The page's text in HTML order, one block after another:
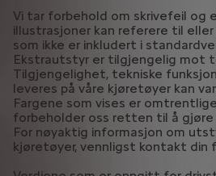
Vi tar forbehold om skrivefeil og
illustrasjoner kan referere til
som ikke er inkludert i
Ekstrautstyr er tilgjengelig mot
Tilgjengelighet, tekniske
leveres på våre kjøretøyer kan
Fargene som vises er
forbeholder oss retten til å gjøre
For nøyaktig informasjon om
kjøretøyer, vennligst kontakt din